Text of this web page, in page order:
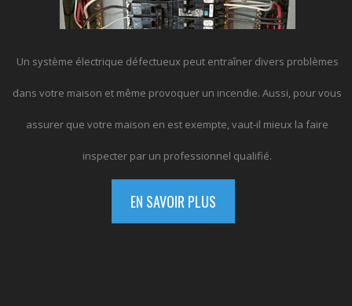
Un système électrique défectueux peut entraîner divers problèmes
dans votre maison et même provoquer un incendie. Aussi, pour vous
assurer que votre maison en est exempte, vaut-il mieux la faire
inspecter par un professionnel qualifié.
EN SAVOIR PLUS